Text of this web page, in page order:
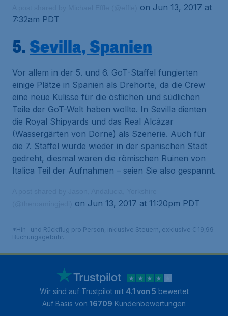
on Jun 13, 2017 at
7:32am PDT
5. Sevilla, Spanien
Vor allem in der 5. und 6. GoT-Staffel fungierten
einige Plätze in Spanien als Drehorte, da die Crew
eine neue Kulisse für die östlichen und südlichen
Teile der GoT-Welt haben wollte. In Sevilla dienten
die Royal Shipyards und das Real Alcázar
(Wassergärten von Dorne) als Szenerie. Auch für
die 7. Staffel wurde wieder in der spanischen Stadt
gedreht, diesmal waren die römischen Ruinen von
Italica Teil der Aufnahmen – seien Sie also gespannt.
on Jun 13, 2017 at 11:20pm PDT
*Hin- und Rückflug pro Person, inklusive Steuern, exklusive € 19,99
Buchungsgebühr.
Wir sind auf Trustpilot mit 4.1 von 5 bewertet
Auf Basis von 16709 Kundenbewertungen